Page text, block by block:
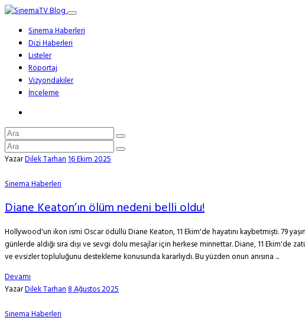
Sinema Haberleri
Dizi Haberleri
Listeler
Röportaj
Vizyondakiler
İnceleme
YazarDilek Tarhan16 Ekim 2025
Sinema Haberleri
Diane Keaton’ın ölüm nedeni belli oldu!
Hollywood'un ikon ismi Oscar ödüllü Diane Keaton, 11 Ekim'de hayatını kaybetmişti. 79
günlerde aldığı sıra dışı ve sevgi dolu mesajlar için herkese minnettar. Diane, 11 Ekim'de
ve evsizler topluluğunu destekleme konusunda kararlıydı. Bu yüzden onun anısına ...
Devamı
YazarDilek Tarhan8 Ağustos 2025
Sinema Haberleri